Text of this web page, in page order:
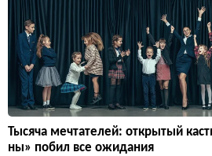
Тысяча мечтателей: открытый
ны» побил все ожидания